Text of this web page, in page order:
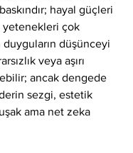
hayal güçleri
çok
düşünceyi
veya aşırı
ancak dengede
sezgi, estetik
ama net zeka